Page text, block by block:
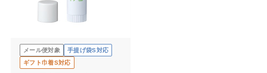
メール便対象
手提げ袋S対応
ギフト巾着S対応